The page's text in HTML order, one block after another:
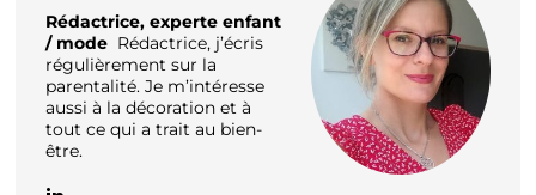
Rédactrice, experte enfant
/ mode Rédactrice, j’écris
régulièrement sur la
parentalité. Je m’intéresse
aussi à la décoration et à
tout ce qui a trait au bien-
être.